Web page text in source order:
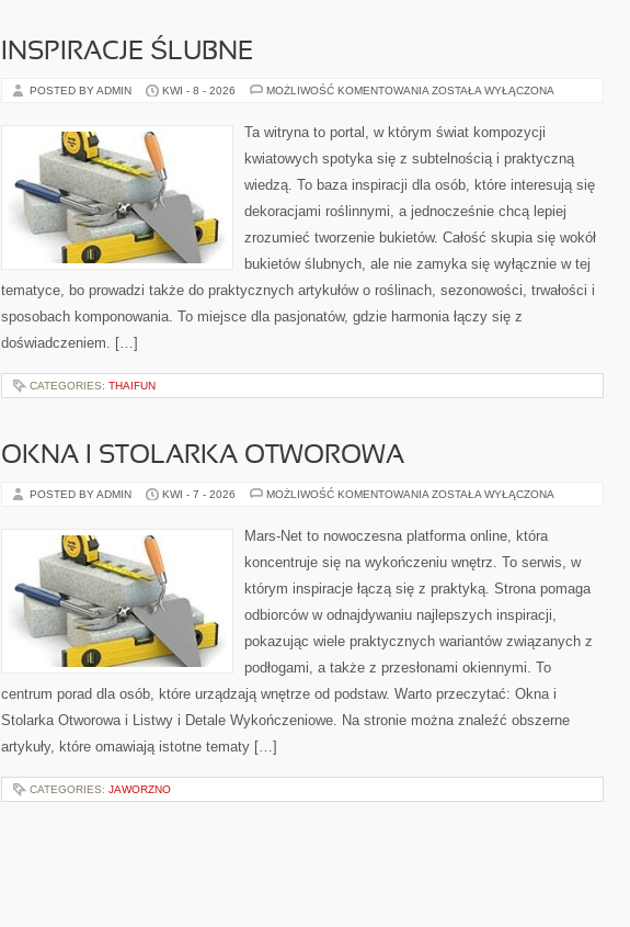
INSPIRACJE ŚLUBNE
POSTED BY ADMIN KWI - 8 - 2026 MOŻLIWOŚĆ KOMENTOWANIA INSPIRACJE
ZOSTAŁA WYŁĄCZONA
Ta witryna to portal, w którym świat kompozycji
kwiatowych spotyka się z subtelnością i praktyczną
wiedzą. To baza inspiracji dla osób, które interesują się
dekoracjami roślinnymi, a jednocześnie chcą lepiej
zrozumieć tworzenie bukietów. Całość skupia się wokół
bukietów ślubnych, ale nie zamyka się wyłącznie w tej
tematyce, bo prowadzi także do praktycznych artykułów o roślinach, sezonowości, trwałości i
sposobach komponowania. To miejsce dla pasjonatów, gdzie harmonia łączy się z
doświadczeniem. […]
CATEGORIES: THAIFUN
OKNA I STOLARKA OTWOROWA
POSTED BY ADMIN KWI - 7 - 2026 MOŻLIWOŚĆ KOMENTOWANIA OKNA
OTWOROWA
ZOSTAŁA WYŁĄCZONA
Mars-Net to nowoczesna platforma online, która
koncentruje się na wykończeniu wnętrz. To serwis, w
którym inspiracje łączą się z praktyką. Strona pomaga
odbiorców w odnajdywaniu najlepszych inspiracji,
pokazując wiele praktycznych wariantów związanych z
podłogami, a także z przesłonami okiennymi. To
centrum porad dla osób, które urządzają wnętrze od podstaw. Warto przeczytać: Okna i
Stolarka Otworowa i Listwy i Detale Wykończeniowe. Na stronie można znaleźć obszerne
artykuły, które omawiają istotne tematy […]
CATEGORIES: JAWORZNO